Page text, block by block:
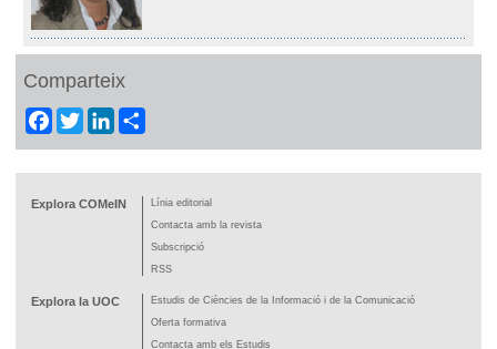
Comparteix
Facebook
TwitterLinkedIn
Explora COMeIN
Línia editorial
Contacta amb la revista
Subscripció
RSS
Explora la UOC
Estudis de Ciències de la Informació i de la Comunicació
Oferta formativa
Contacta amb els Estudis